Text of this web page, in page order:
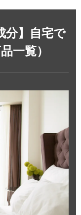
分】自宅で
一覧）